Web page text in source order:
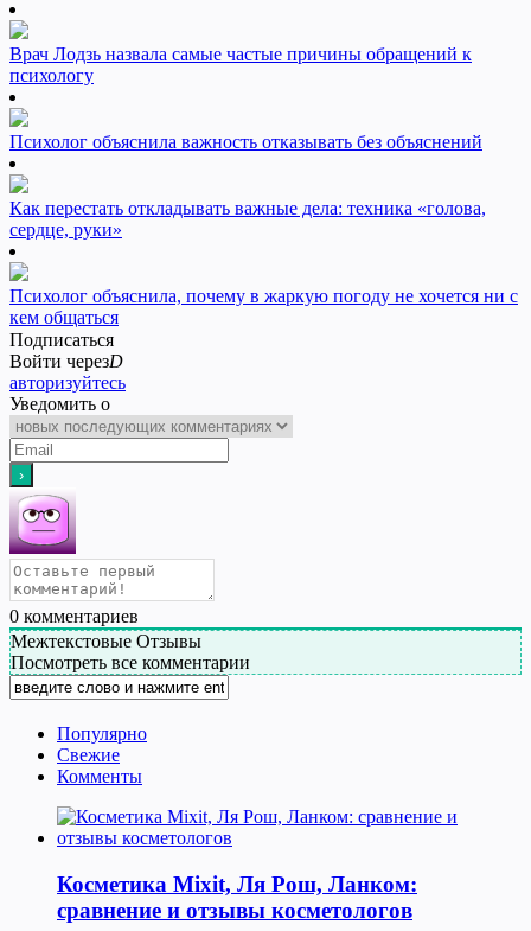
Врач Лодзь назвала самые частые причины обращений к
психологу
Психолог объяснила важность отказывать без объяснений
Как перестать откладывать важные дела: техника «голова,
сердце, руки»
Психолог объяснила, почему в жаркую погоду не хочется ни с
кем общаться
Подписаться
Войти черезD
авторизуйтесь
Уведомить о
0 комментариев
Межтекстовые Отзывы
Посмотреть все комментарии
Популярно
Свежие
Комменты
Косметика Мixit, Ля Рош, Ланком:
сравнение и отзывы косметологов